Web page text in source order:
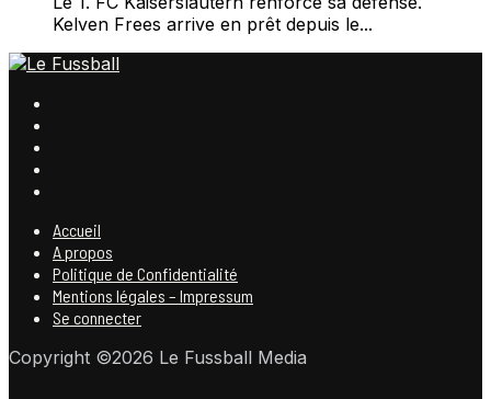
Kelven Frees arrive en prêt depuis le...
Accueil
A propos
Politique de Confidentialité
Mentions légales – Impressum
Se connecter
Copyright ©2026 Le Fussball Media